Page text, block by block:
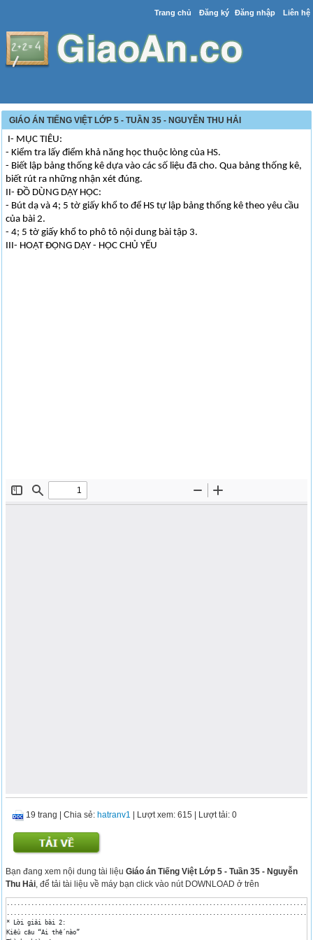
Trang chủ Đăng ký Đăng nhập Liên hệ
GIÁO ÁN TIẾNG VIỆT LỚP 5 - TUẦN 35 - NGUYỄN THU HẢI
I- MỤC TIÊU:
- Kiểm tra lấy điểm khả năng học thuộc lòng của HS.
- Biết lập bảng thống kê dựa vào các số liệu đã cho. Qua bảng thống kê,
biết rút ra những nhận xét đúng.
II- ĐỒ DÙNG DẠY HỌC:
- Bút dạ và 4; 5 tờ giấy khổ to để HS tự lập bảng thống kê theo yêu cầu
của bài 2.
- 4; 5 tờ giấy khổ to phô tô nội dung bài tập 3.
III- HOẠT ĐỘNG DẠY - HỌC CHỦ YẾU
19 trang |Chia sẻ: hatranv1 | Lượt xem: 615 | Lượt tải: 0
Bạn đang xem nội dung tài liệuGiáo án Tiếng Việt Lớp 5 - Tuần 35 - Nguyễn
Thu Hải , để tải tài liệu về máy bạn click vào nút DOWNLOAD ở trên